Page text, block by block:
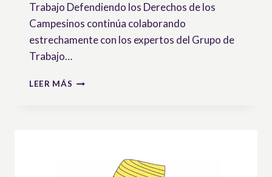
Trabajo Defendiendo los Derechos de los
Campesinos continúa colaborando
estrechamente con los expertos del Grupo de
Trabajo…
LEER MÁS DEFENDIENDO